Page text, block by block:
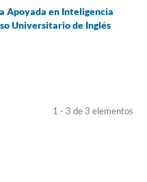
Apoyada en Inteligencia
Universitario de Inglés
1 - 3 de 3 elementos